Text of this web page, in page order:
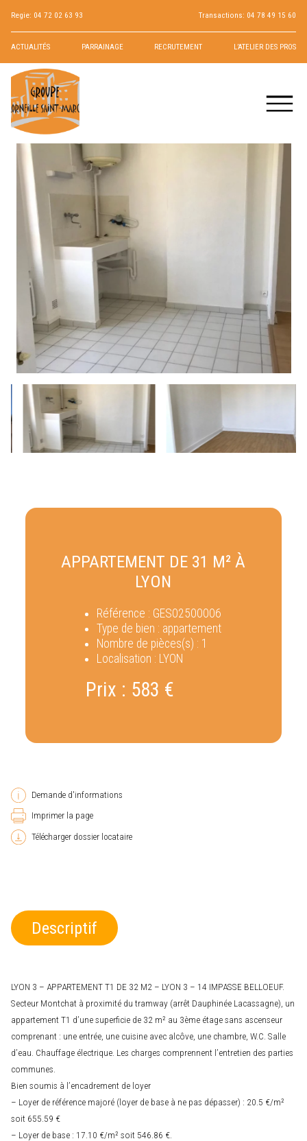
Regie: 04 72 02 63 93 Transactions: 04 78 49 15 60
ACTUALITÉS PARRAINAGE RECRUTEMENT L’ATELIER DES PROS
APPARTEMENT DE 31 M² À
LYON
Référence : GES02500006
Type de bien : appartement
Nombre de pièces(s) : 1
Localisation : LYON
Prix : 583 €
Demande d'informations
Imprimer la page
Télécharger dossier locataire
Descriptif
LYON 3 – APPARTEMENT T1 DE 32 M2 – LYON 3 – 14 IMPASSE BELLOEUF.
Secteur Montchat à proximité du tramway (arrêt Dauphinée Lacassagne), un
appartement T1 d’une superficie de 32 m² au 3ème étage sans ascenseur
comprenant : une entrée, une cuisine avec alcôve, une chambre, W.C. Salle
d’eau. Chauffage électrique. Les charges comprennent l’entretien des parties
communes.
Bien soumis à l’encadrement de loyer
– Loyer de référence majoré (loyer de base à ne pas dépasser) : 20.5 €/m²
soit 655.59 €
– Loyer de base : 17.10 €/m² soit 546.86 €.